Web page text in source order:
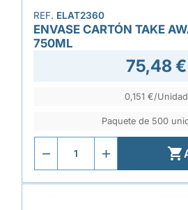
REF. ELAT2360
ENVASE CARTÓN TAKE
750ML
75,48 €
0,151 €/Unidad
Paquete de 500
